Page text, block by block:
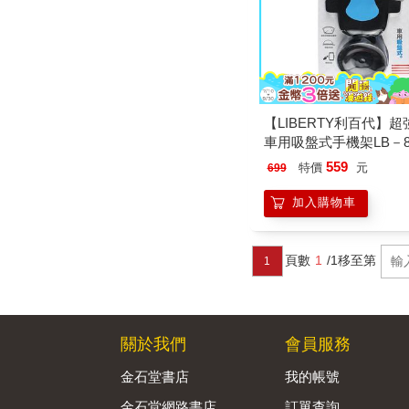
【LIBERTY利百代】超
車用吸盤式手機架LB－
699 特價 559 元
加入購物車
1 頁數 1 /1移至第
關於我們
金石堂書店
會員服務
我的帳號